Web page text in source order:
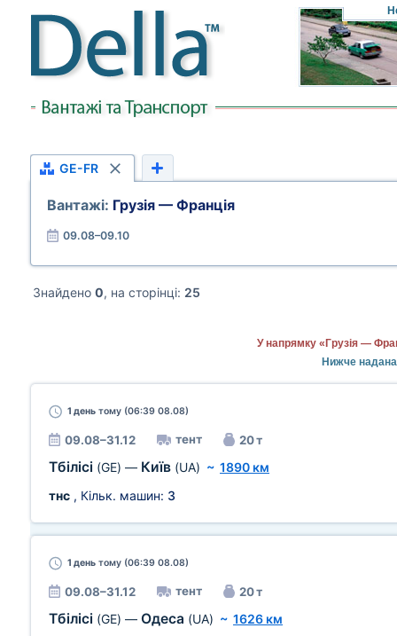
GE-FR
Вантажі: Грузія — Франція
09.08–09.10
Знайдено 0, на сторінці: 25
У напрямку «Грузія —
Нижче надана
1 день тому (06:39 08.08)
09.08–31.12 тент 20 т
Тбілісі (GE) — Київ (UA) ~ 1890 км
тнс , Кільк. машин: 3
1 день тому (06:39 08.08)
09.08–31.12 тент 20 т
Тбілісі (GE) — Одеса (UA) ~ 1626 км